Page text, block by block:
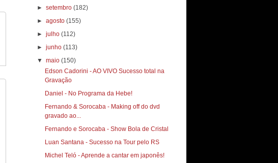
►setembro(182)
►agosto(155)
►julho(112)
►junho(113)
▼maio(150)
Edson Cadorini - AO VIVO Sucesso total‏ na
Gravação
Daniel - No Programa da Hebe!‏
Fernando & Sorocaba - Making off do dvd
gravado ao...
Fernando e Sorocaba - Show Bola de Cristal
Luan Santana - Sucesso na Tour pelo RS
Michel Teló - Aprende a cantar em japonês!